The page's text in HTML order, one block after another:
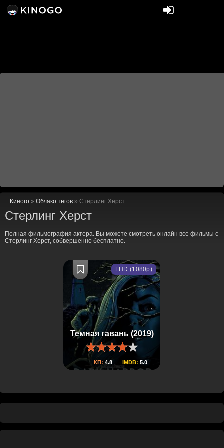
Киного » Облако тегов » Стерлинг Херст
Стерлинг Херст
Полная фильмография актера. Вы можете смотреть онлайн все фильмы с
Стерлинг Херст, собвершенно бесплатно.
Темная гавань (2019)
КП: 4.8 IMDB: 5.0
FHD (1080p)